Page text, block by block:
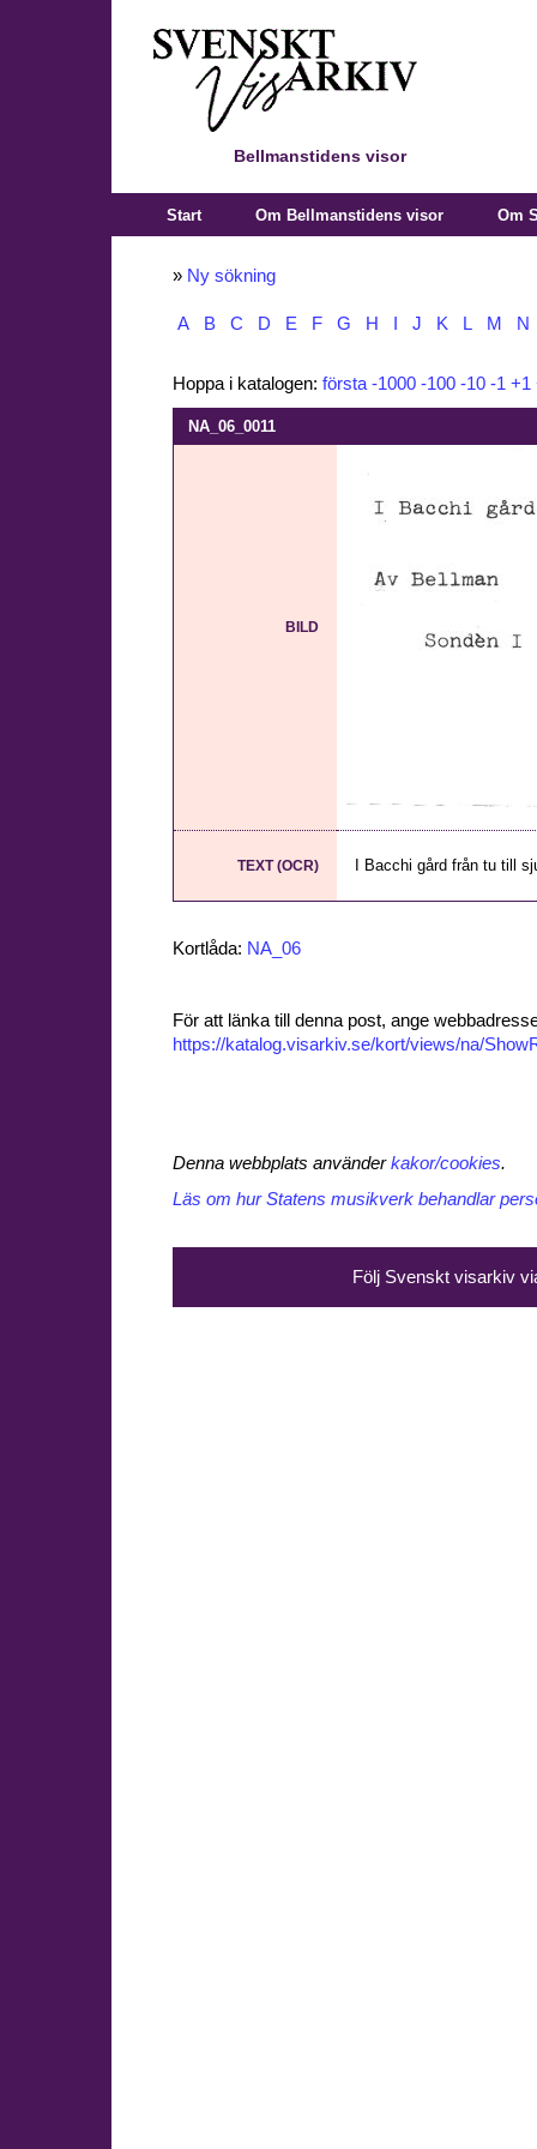
Bellmanstidens visor
Start Om Bellmanstidens visor Om
» Ny sökning
A B C D E F G H J K L M N
Hoppa i katalogen: första -1000 -100 -10 -1 +1
NA_06_0011
BILD
TEXT (OCR) I Bacchi gård från tu till
Kortlåda: NA_06
För att länka till denna post, ange
https://katalog.visarkiv.se/kort/views/na/
Denna webbplats använderkakor/cookies.
Läs om hur Statens musikverk behandlar
Följ Svenskt visarkiv